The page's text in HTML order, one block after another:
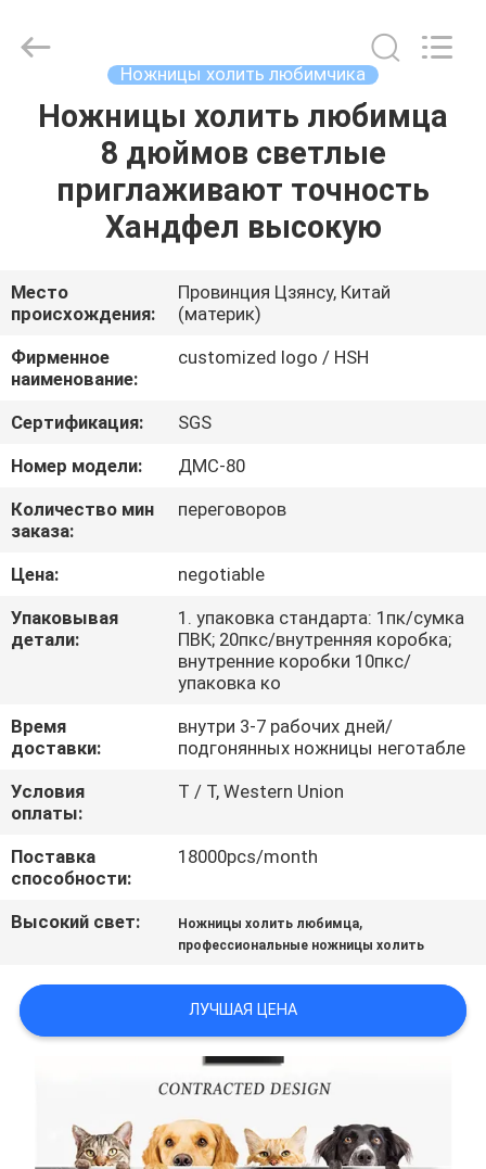
ДОМ
ПРОДУКТЫ
НАС
ПУТЕШЕСТВИЕ
ФАБРИКИ
ПРОВЕРКА
КАЧЕСТВА
СВЯЖИТЕСЬ
МЫ
ЦИТАТУ
КАРТА
САЙТА
PRIVACY
POLICY
Scissors
Ножницы холить любимчика
Ножницы холить любимца
8 дюймов светлые
приглаживают точность
Хандфел высокую
Место
происхождения:
Провинция Цзянсу, Китай
(материк)
Фирменное
наименование:
customized logo / HSH
Сертификация:
SGS
Номер модели:
ДМС-80
Количество мин
заказа:
переговоров
Цена:
negotiable
Упаковывая
детали:
1. упаковка стандарта: 1пк/сумка
ПВК; 20пкс/внутренняя коробка;
внутренние коробки 10пкс/
упаковка ко
Время
доставки:
внутри 3-7 рабочих дней/
подгонянных ножницы неготабле
Условия
оплаты:
T / T, Western Union
Поставка
способности:
18000pcs/month
Высокий свет: Ножницы холить любимца,
профессиональные ножницы холить
ЛУЧШАЯ ЦЕНА